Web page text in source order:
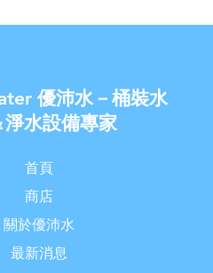
優沛水－桶裝水
淨水設備專家
首頁
商店
關於優沛水
最新消息